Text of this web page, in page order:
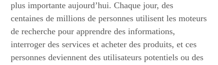
plus importante aujourd’hui. Chaque jour, des
centaines de millions de personnes utilisent les moteurs
de recherche pour apprendre des informations,
interroger des services et acheter des produits, et ces
personnes deviennent des utilisateurs potentiels ou des